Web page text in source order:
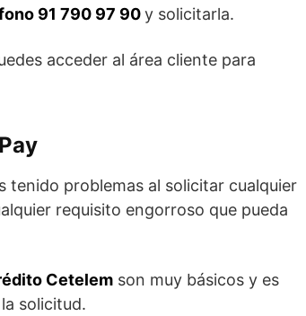
91 790 97 90y solicitarla.
acceder al área cliente para
tenido problemas al solicitar cualquier
requisito engorroso que pueda
Cetelem son muy básicos y es
solicitud.